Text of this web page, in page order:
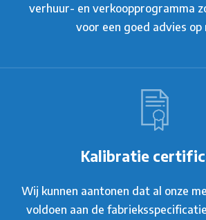
verhuur- en verkoopprogramma
voor een goed advies op
Kalibratie
Wij kunnen aantonen dat al onze
voldoen aan de